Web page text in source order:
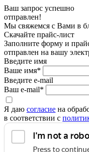
Ваш запрос успешно
отправлен!
Мы свяжемся с Вами в
Скачайте прайс-лист
Заполните форму и
отправлен на вашу
Введите имя
Ваше имя*
Введите e-mail
Ваш e-mail*
Я даю согласие на
в соответствии с